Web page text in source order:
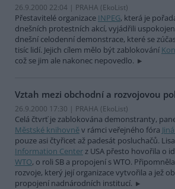
26.9.2000 22:04 | PRAHA (EkoList)
Přestavitelé organizace INPEG, která je
dnešních protestních akcí, vyjádřili
dnešní celodenní demonstrace, které se
tisíc lidí. Jejich cílem mělo být zablokování
což se jim ale nakonec nepovedlo.
Vztah mezi obchodní a rozvojovou
26.9.2000 17:30 | PRAHA (EkoList)
Celá čtvrť je zablokována demonstranty,
Městské knihovněv rámci veřejného fóra
pouze asi čtyřicet až padesát posluchačů.
Information Centerz USA přesto hovořila o
WTO, o roli SB a propojení s WTO.
rozvoje, který její organizace vytvořila a jež
propojení nadnárodních institucí.